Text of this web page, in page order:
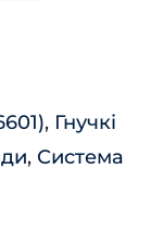
, Гнучкі
, Система